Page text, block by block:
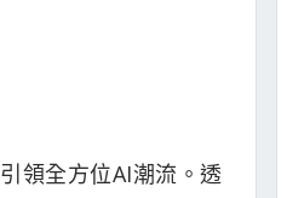
領全方位AI潮流。透